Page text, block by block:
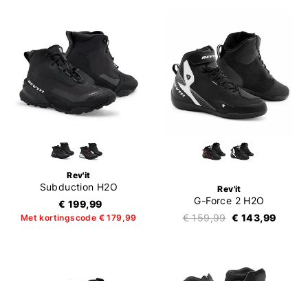
Rev'it
Subduction H2O
€ 199,99
Met kortingscode € 179,99
Rev'it
G-Force 2 H2O
€ 159,99 € 143,99